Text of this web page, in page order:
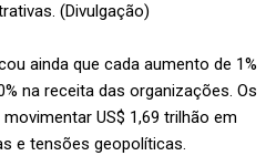
(Divulgação)
ainda que cada aumento de 1%
na receita das organizações. Os
US$ 1,69 trilhão em
e tensões geopolíticas.